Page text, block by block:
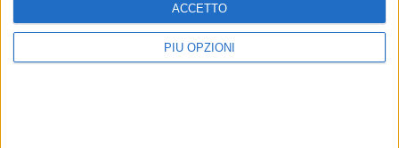
PIÙ OPZIONI
ACCETTO